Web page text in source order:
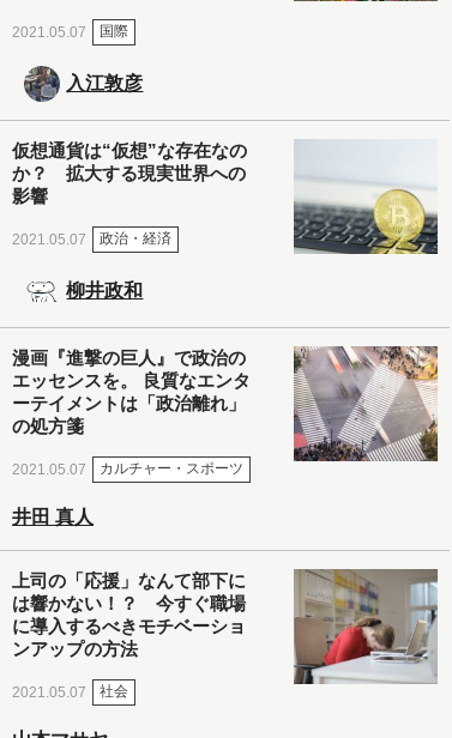
2021.05.07 国際
入江敦彦
仮想通貨は“仮想”な存在なの
か？ 拡大する現実世界への
影響
2021.05.07 政治・経済
柳井政和
漫画『進撃の巨人』で政治の
エッセンスを。 良質なエンタ
ーテイメントは「政治離れ」
の処方箋
2021.05.07 カルチャー・スポーツ
井田 真人
上司の「応援」なんて部下に
は響かない！？ 今すぐ職場
に導入するべきモチベーショ
ンアップの方法
2021.05.07 社会